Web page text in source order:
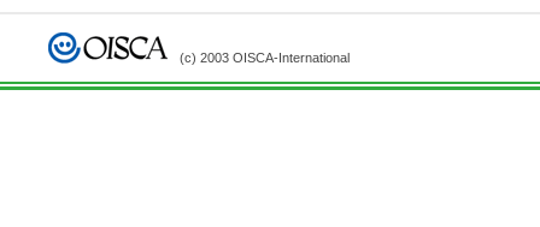
(c) 2003 OISCA-International